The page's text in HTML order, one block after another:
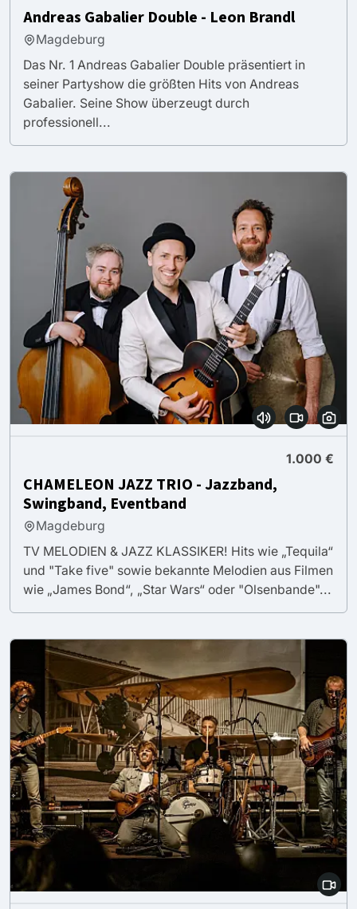
Andreas Gabalier Double - Leon Brandl
Magdeburg
Das Nr. 1 Andreas Gabalier Double präsentiert in
seiner Partyshow die größten Hits von Andreas
Gabalier. Seine Show überzeugt durch
professionell...
1.000 €
CHAMELEON JAZZ TRIO - Jazzband,
Swingband, Eventband
Magdeburg
TV MELODIEN & JAZZ KLASSIKER! Hits wie „Tequila“
und "Take five" sowie bekannte Melodien aus Filmen
wie „James Bond“, „Star Wars“ oder "Olsenbande"...